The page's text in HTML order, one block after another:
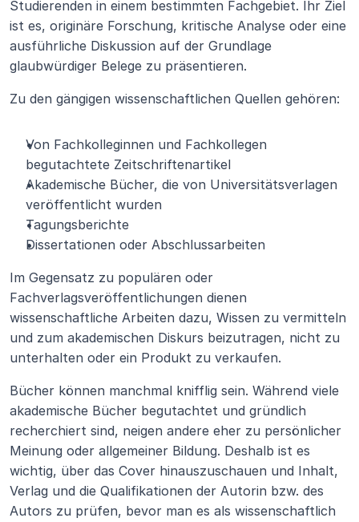
Studierenden in einem bestimmten Fachgebiet. Ihr Ziel
ist es, originäre Forschung, kritische Analyse oder eine
ausführliche Diskussion auf der Grundlage
glaubwürdiger Belege zu präsentieren.
Zu den gängigen wissenschaftlichen Quellen gehören:
Von Fachkolleginnen und Fachkollegen
begutachtete Zeitschriftenartikel
Akademische Bücher, die von Universitätsverlagen
veröffentlicht wurden
Tagungsberichte
Dissertationen oder Abschlussarbeiten
Im Gegensatz zu populären oder
Fachverlagsveröffentlichungen dienen
wissenschaftliche Arbeiten dazu, Wissen zu vermitteln
und zum akademischen Diskurs beizutragen, nicht zu
unterhalten oder ein Produkt zu verkaufen.
Bücher können manchmal knifflig sein. Während viele
akademische Bücher begutachtet und gründlich
recherchiert sind, neigen andere eher zu persönlicher
Meinung oder allgemeiner Bildung. Deshalb ist es
wichtig, über das Cover hinauszuschauen und Inhalt,
Verlag und die Qualifikationen der Autorin bzw. des
Autors zu prüfen, bevor man es als wissenschaftlich